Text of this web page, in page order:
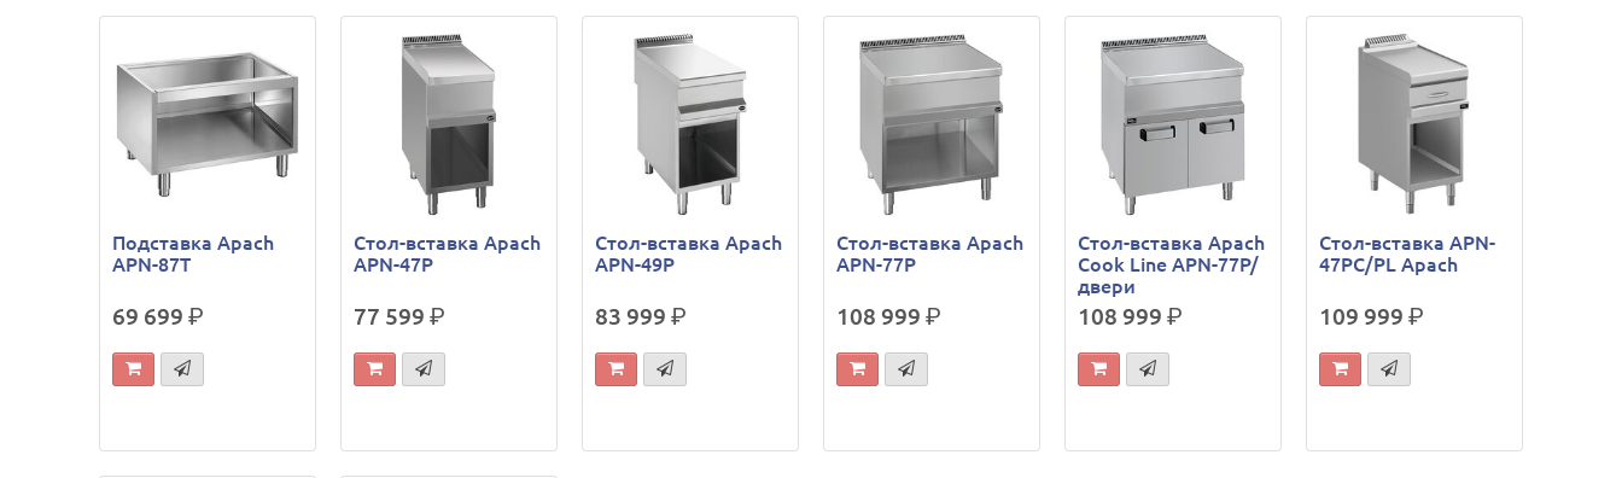
Подставка Apach
APN-87T
69 699р.
Стол-вставка Apach
APN-47P
77 599р.
Стол-вставка Apach
APN-49P
83 999р.
Стол-вставка Apach
APN-77P
108 999 р.
Стол-вставка Apach
Cook Line APN-77P/
двери
108 999 р.
Стол-вставка APN-
47PC/PL Apach
109 999 р.